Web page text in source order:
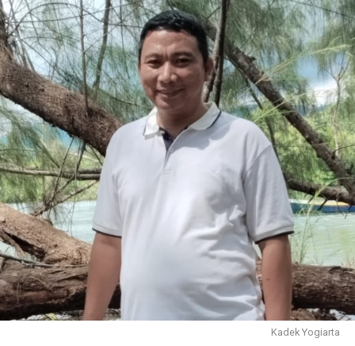
sebagai lokasi bunuh diri.
Di banyak negara, jembatan sering kali menjadi simbol
ambivalen: di satu sisi sebagai lambang penghubung
kehidupan, disisi lain menjadi tempat mengakhiri hidup.
Menurut teori Efek Werther (Werther Effect) bahwa
kejadian atau fenomena dimana seseorang melakukan
bunuh diri setelah terinspirasi oleh kasus bunuh diri
sebelumnya yang mendapat perhatian media luas.
Jika suatu tempat sudah dikenal sebagai “lokasi bunuh
diri”, berita atau cerita tentangnya dapat memicu orang
lain yang sedang mengalami krisis untuk melakukan hal
yang sama di Lokasi yang sama.
Hal inilah yang terjadi saat ini di jembatan Teluk Kendari
Kadek Yogiarta